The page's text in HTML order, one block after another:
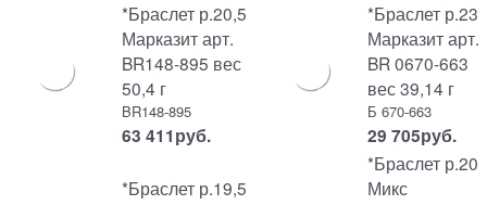
*Браслет р.20,5
Марказит арт.
BR148-895 вес
50,4 г
BR148-895
63 411руб.
*Браслет р.23
Марказит арт.
BR 0670-663
вес 39,14 г
Б 670-663
29 705руб.
*Браслет р.19,5
*Браслет р.20
Микс